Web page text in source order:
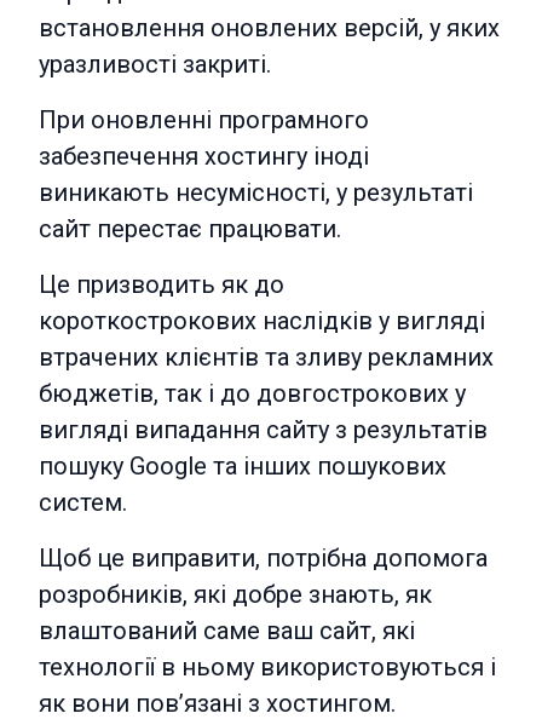
встановлення оновлених версій, у яких
уразливості закриті.
При оновленні програмного
забезпечення хостингу іноді
виникають несумісності, у результаті
сайт перестає працювати.
Це призводить як до
короткострокових наслідків у вигляді
втрачених клієнтів та зливу рекламних
бюджетів, так і до довгострокових у
вигляді випадання сайту з результатів
пошуку Google та інших пошукових
систем.
Щоб це виправити, потрібна допомога
розробників, які добре знають, як
влаштований саме ваш сайт, які
технології в ньому використовуються і
як вони пов’язані з хостингом.